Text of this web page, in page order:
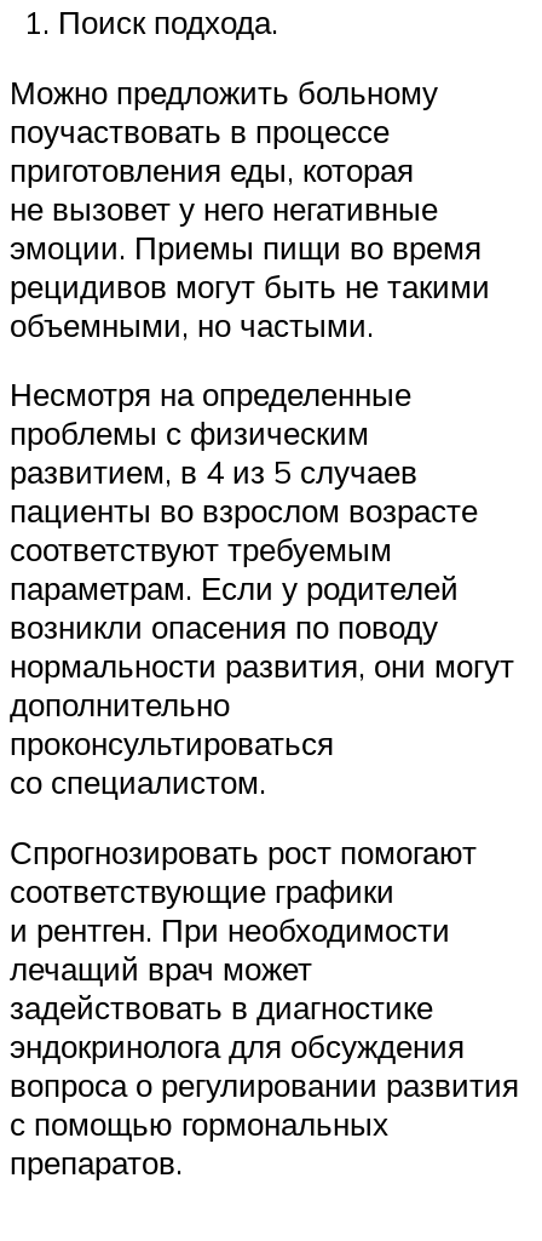
Поиск подхода.
Можно предложить больному
поучаствовать в процессе
приготовления еды, которая
не вызовет у него негативные
эмоции. Приемы пищи во время
рецидивов могут быть не такими
объемными, но частыми.
Несмотря на определенные
проблемы с физическим
развитием, в 4 из 5 случаев
пациенты во взрослом возрасте
соответствуют требуемым
параметрам. Если у родителей
возникли опасения по поводу
нормальности развития, они могут
дополнительно
проконсультироваться
со специалистом.
Спрогнозировать рост помогают
соответствующие графики
и рентген. При необходимости
лечащий врач может
задействовать в диагностике
эндокринолога для обсуждения
вопроса о регулировании развития
с помощью гормональных
препаратов.